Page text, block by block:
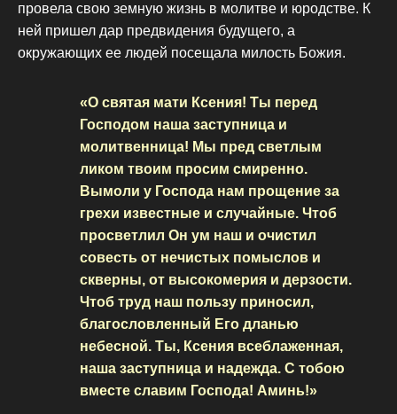
провела свою земную жизнь в молитве и юродстве. К
ней пришел дар предвидения будущего, а
окружающих ее людей посещала милость Божия.
«О святая мати Ксения! Ты перед
Господом наша заступница и
молитвенница! Мы пред светлым
ликом твоим просим смиренно.
Вымоли у Господа нам прощение за
грехи известные и случайные. Чтоб
просветлил Он ум наш и очистил
совесть от нечистых помыслов и
скверны, от высокомерия и дерзости.
Чтоб труд наш пользу приносил,
благословленный Его дланью
небесной. Ты, Ксения всеблаженная,
наша заступница и надежда. С тобою
вместе славим Господа! Аминь!»